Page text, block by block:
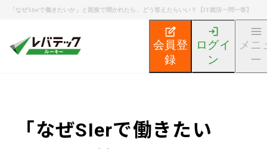
「なぜSIerで働きたいか」と面接で聞かれたら、どう答えたらいい？【IT就活一問一答】
会員登
録
ログイ
ン
メニ
ー
エンジニア就活ノウハウ記事
「なぜSIerで働きたい